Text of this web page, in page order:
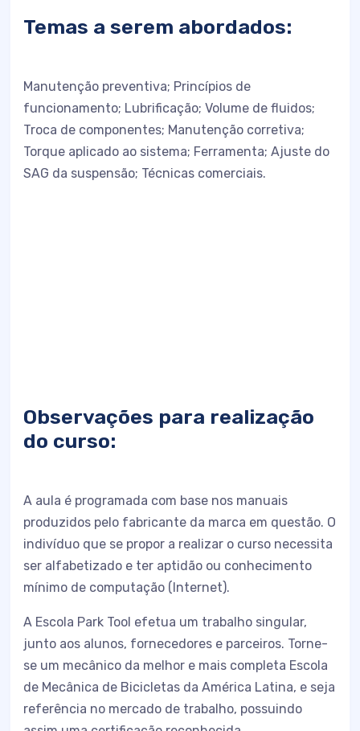
Temas a serem abordados:
Manutenção preventiva; Princípios de
funcionamento; Lubrificação; Volume de fluidos;
Troca de componentes; Manutenção corretiva;
Torque aplicado ao sistema; Ferramenta; Ajuste do
SAG da suspensão; Técnicas comerciais.
Observações para realização
do curso:
A aula é programada com base nos manuais
produzidos pelo fabricante da marca em questão. O
indivíduo que se propor a realizar o curso necessita
ser alfabetizado e ter aptidão ou conhecimento
mínimo de computação (Internet).
A Escola Park Tool efetua um trabalho singular,
junto aos alunos, fornecedores e parceiros. Torne-
se um mecânico da melhor e mais completa Escola
de Mecânica de Bicicletas da América Latina, e seja
referência no mercado de trabalho, possuindo